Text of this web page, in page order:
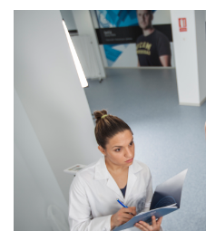
Center for Innovation
Acceleration | UCAM